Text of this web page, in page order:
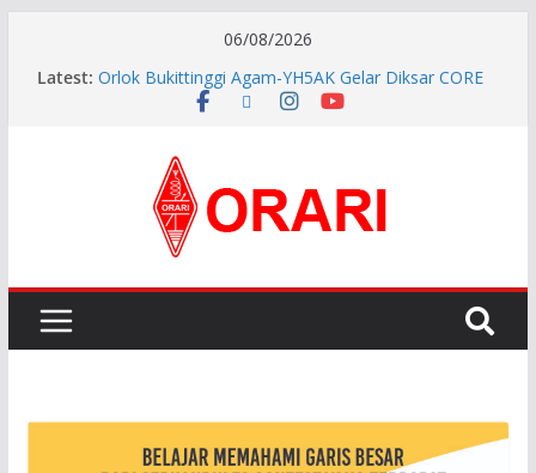
06/08/2026
Latest: Orlok Bukittinggi Agam-YH5AK Gelar Diksar CORE
dan Manajemen Bencana Tahap ke II
Aftiyedi Dalimunthe (YC5NNF) Resmi Pimpin ORARI
Lokal Bengkalis 2026–2029, Dikukuhkan Langsung
Ketua Orari Daerah Riau
Perkokoh Sinergi Amatir Radio, Ketua Orari Daerah
Pererat Silaturahmi, Pengurus Baru ORARI Riau
Audiensi dan Siap Bersinergi dengan Diskominfotik